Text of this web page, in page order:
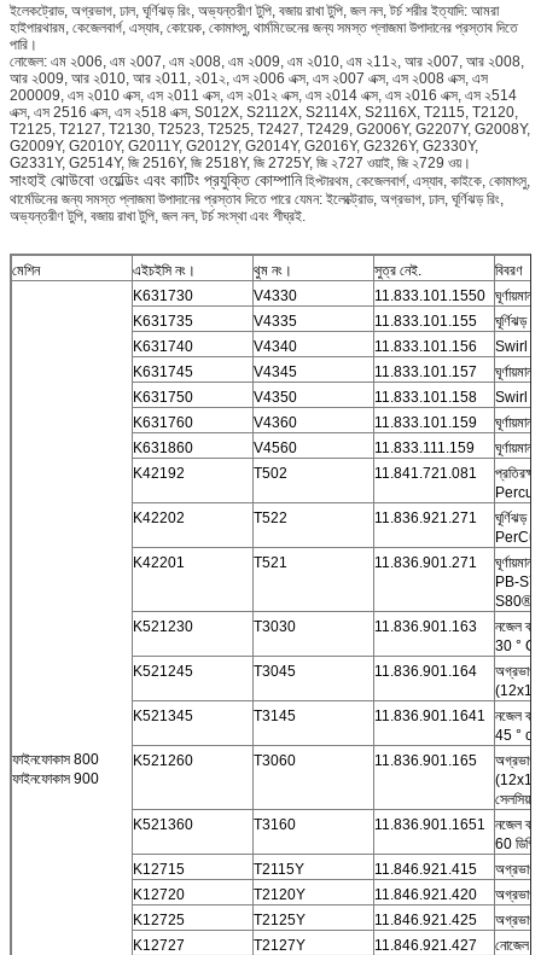
ইলেকট্রোড, অগ্রভাগ, ঢাল, ঘূর্ণিঝড় রিং, অভ্যন্তরীণ টুপি, বজায় রাখা টুপি, জল নল, টর্চ শরীর ইত্যাদি: আমরা
হাইপারথারম, কেজেলবার্গ, এস্যাব, কোয়েক, কোমাৎসু, থার্মমিডেনের জন্য সমস্ত প্লাজমা উপাদানের প্রস্তাব দিতে
পারি।
নোজেল: এম ২006, এম ২007, এম ২008, এম ২009, এম ২010, এম ২11২, আর ২007, আর ২008,
আর ২009, আর ২010, আর ২011, ২01২, এস ২006 এক্স, এস ২007 এক্স, এস ২008 এক্স, এস
200009, এস ২010 এক্স, এস ২011 এক্স, এস ২01২ এক্স, এস ২014 এক্স, এস ২016 এক্স, এস ২514
এক্স, এস 2516 এক্স, এস ২518 এক্স, S012X, S2112X, S2114X, S2116X, T2115, T2120,
T2125, T2127, T2130, T2523, T2525, T2427, T2429, G2006Y, G2207Y, G2008Y,
G2009Y, G2010Y, G2011Y, G2012Y, G2014Y, G2016Y, G2326Y, G2330Y,
G2331Y, G2514Y, জি 2516Y, জি 2518Y, জি 2725Y, জি ২727 ওয়াই, জি ২729 ওয়।
সাংহাই ঝোউবো ওয়েল্ডিং এবং কাটিং প্রযুক্তি কোম্পানিহিপ্টারথম, কেজেলবার্গ, এস্যাব, কাইকে, কোমাৎসু,
থার্মেডিনের জন্য সমস্ত প্লাজমা উপাদানের প্রস্তাব দিতে পারে যেমন: ইলেক্ট্রোড, অগ্রভাগ, ঢাল, ঘূর্ণিঝড় রিং,
অভ্যন্তরীণ টুপি, বজায় রাখা টুপি, জল নল, টর্চ সংস্থা এবং শীঘ্রই.
মেশিন এইচইসি নং। থুম নং। সুত্র নেই. বিবরণ
ফাইনফোকাস 800
ফাইনফোকাস 900
K631730 V4330 11.833.101.1550
K631735
V4335 11.833.101.155
ঘূর্ণিঝড়
K631740
V4340 11.833.101.156
Swirl
K631745
V4345 11.833.101.157
K631750
V4350 11.833.101.158
Swirl
K631760
V4360 11.833.101.159
K631860
V4560 11.833.111.159
K42192
T502 11.841.721.081
K42202
T522 11.836.921.271
ঘূর্ণিঝড়
K42201
T521 11.836.901.271
PB-
S80®
K521230
T3030 11.836.901.163
নজেল
30 °
K521245
T3045 11.836.901.164
অগ্রভাগ
K521345
T3145 11.836.901.1641
নজেল
45 °
K521260
T3060 11.836.901.165
অগ্রভাগ
(12x1,5
K521360
T3160 11.836.901.1651
নজেল
60
K12715
T2115Y 11.846.921.415
K12720
T2120Y 11.846.921.420
K12725
T2125Y 11.846.921.425
K12727
T2127Y 11.846.921.427
নোজেল